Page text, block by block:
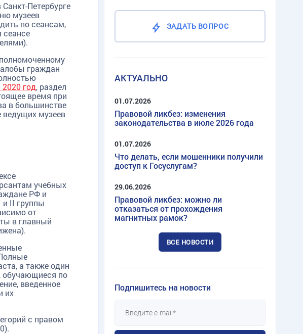
Петербурге
музеев
по сеансам,
сеансе
граждан
год, раздел
время при
в большинстве
ведущих музеев
учебных
РФ и
и II группы
от
в главный
а также один
обучающиеся по
введенное
их
с правом
ЗАДАТЬ ВОПРОС
АКТУАЛЬНО
01.07.2026
Правовой ликбез: изменения
законодательства в июле 2026 года
01.07.2026
Что делать, если мошенники получили
доступ к Госуслугам?
29.06.2026
Правовой ликбез: можно ли
отказаться от прохождения
магнитных рамок?
ВСЕ НОВОСТИ
Подпишитесь на новости